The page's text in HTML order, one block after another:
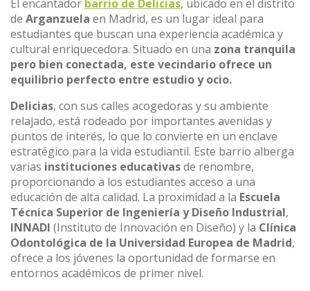
El encantador barrio de Delicias, ubicado en el distrito
de Arganzuela en Madrid, es un lugar ideal para
estudiantes que buscan una experiencia académica y
cultural enriquecedora. Situado en una zona tranquila
pero bien conectada, este vecindario ofrece un
equilibrio perfecto entre estudio y ocio.
Delicias, con sus calles acogedoras y su ambiente
relajado, está rodeado por importantes avenidas y
puntos de interés, lo que lo convierte en un enclave
estratégico para la vida estudiantil. Este barrio alberga
varias instituciones educativasde renombre,
proporcionando a los estudiantes acceso a una
educación de alta calidad. La proximidad a la Escuela
Técnica Superior de Ingeniería y Diseño Industrial,
INNADI (Instituto de Innovación en Diseño) y la Clínica
Odontológica de la Universidad Europea de Madrid,
ofrece a los jóvenes la oportunidad de formarse en
entornos académicos de primer nivel.